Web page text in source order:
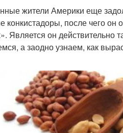
жители Америки еще
конкистадоры, после чего
Является он действительно
а заодно узнаем, как